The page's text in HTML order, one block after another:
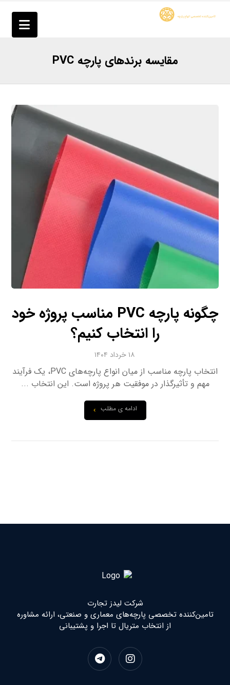
مقایسه برندهای پارچه PVC
چگونه پارچه PVC مناسب پروژه خود
را انتخاب کنیم؟
۱۸ خرداد ۱۴۰۴
انتخاب پارچه مناسب از میان انواع پارچه‌های PVC، یک فرآیند
مهم و تأثیرگذار در موفقیت هر پروژه است. این انتخاب ...
ادامه ی مطلب
شرکت لیدز تجارت
تامین‌کننده تخصصی پارچه‌های معماری و صنعتی، ارائه مشاوره
از انتخاب متریال تا اجرا و پشتیبانی